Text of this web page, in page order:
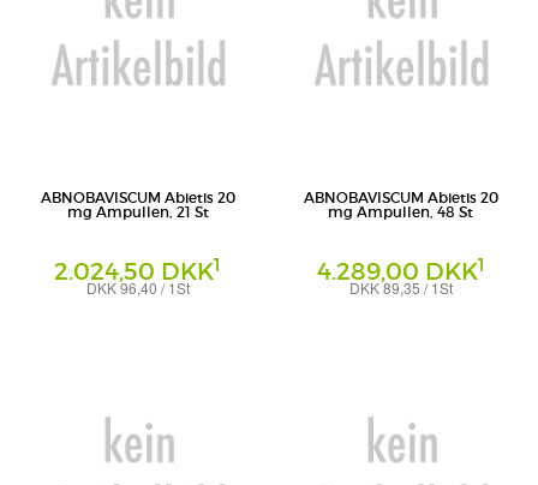
ABNOBAVISCUM Abietis 20
mg Ampullen, 21 St
2.024,50 DKK1
DKK 96,40 / 1St
ABNOBAVISCUM Abietis 20
mg Ampullen, 48 St
4.289,00 DKK1
DKK 89,35 / 1St